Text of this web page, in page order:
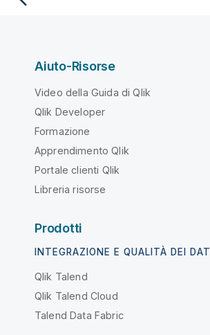
Aiuto-Risorse
Video della Guida di Qlik
Qlik Developer
Formazione
Apprendimento Qlik
Portale clienti Qlik
Libreria risorse
Prodotti
INTEGRAZIONE E QUALITÀ DEI DATI
Qlik Talend
Qlik Talend Cloud
Talend Data Fabric